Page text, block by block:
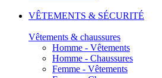
VÊTEMENTS & SÉCURITÉ
Vêtements & chaussures
Homme - Vêtements
Homme - Chaussures
Femme - Vêtements